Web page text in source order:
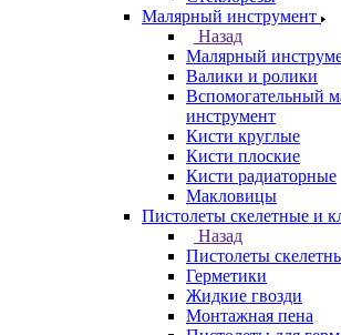
Малярный инструмент
Назад
Малярный
Валики и ролики
Вспомогательный
инструмент
Кисти круглые
Кисти плоские
Кисти радиаторные
Макловицы
Пистолеты скелетные и
Назад
Пистолеты
Герметики
Жидкие гвозди
Монтажная пена